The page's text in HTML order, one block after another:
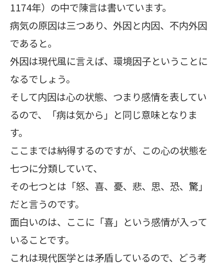
1174年）の中で陳言は書いています。
病気の原因は三つあり、外因と内因、不内外因
であると。
外因は現代風に言えば、環境因子ということに
なるでしょう。
そして内因は心の状態、つまり感情を表してい
るので、「病は気から」と同じ意味となりま
す。
ここまでは納得するのですが、この心の状態を
七つに分類していて、
その七つとは「怒、喜、憂、悲、思、恐、驚」
だと言うのです。
面白いのは、ここに「喜」という感情が入って
いることです。
これは現代医学とは矛盾しているので、どう考